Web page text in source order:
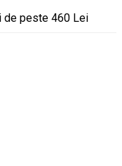
de peste 460 Lei